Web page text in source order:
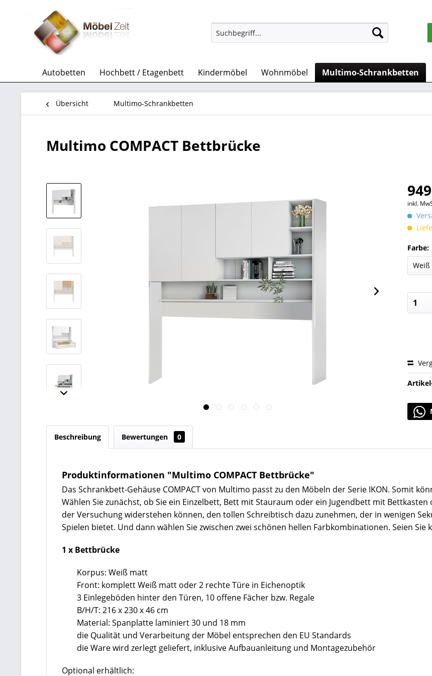
Autobetten Hochbett / Etagenbett Kindermöbel Wohnmöbel Multimo-Schrankbetten
Übersicht Multimo-Schrankbetten
Multimo COMPACT Bettbrücke
inkl.
Farbe:
Beschreibung Bewertungen 0
Produktinformationen "Multimo COMPACT Bettbrücke"
Das Schrankbett-Gehäuse COMPACT von Multimo passt zu den Möbeln der Serie IKON. Somit
Wählen Sie zunächst, ob Sie ein Einzelbett, Bett mit Stauraum oder ein Jugendbett mit
der Versuchung widerstehen können, den tollen Schreibtisch dazu zunehmen, der in wenigen
Spielen bietet. Und dann wählen Sie zwischen zwei schönen hellen Farbkombinationen. Seien Sie
1 x Bettbrücke
Korpus: Weiß matt
Front: komplett Weiß matt oder 2 rechte Türe in Eichenoptik
3 Einlegeböden hinter den Türen, 10 offene Fächer bzw. Regale
B/H/T: 216 x 230 x 46 cm
Material: Spanplatte laminiert 30 und 18 mm
die Qualität und Verarbeitung der Möbel entsprechen den EU Standards
die Ware wird zerlegt geliefert, inklusive Aufbauanleitung und Montagezubehör
Optional erhältlich: